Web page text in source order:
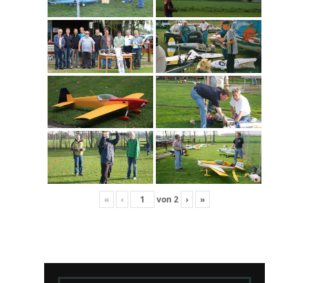
« ‹ von 2 › »